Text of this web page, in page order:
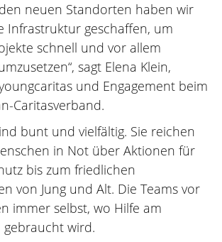
neuen Standorten haben wir
Infrastruktur geschaffen, um
schnell und vor allem
sagt Elena Klein,
und Engagement beim
Caritasverband.
bunt und vielfältig. Sie reichen
in Not über Aktionen für
bis zum friedlichen
von Jung und Alt. Die Teams vor
immer selbst, wo Hilfe am
wird.